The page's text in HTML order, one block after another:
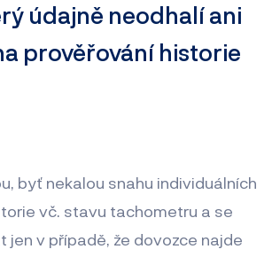
údajně neodhalí ani
prověřování historie
byť nekalou snahu individuálních
vč. stavu tachometru a se
jen v případě, že dovozce najde